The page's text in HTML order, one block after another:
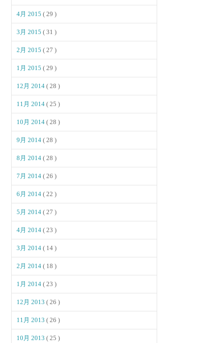
4月 2015( 29 )
3月 2015( 31 )
2月 2015( 27 )
1月 2015( 29 )
12月 2014( 28 )
11月 2014( 25 )
10月 2014( 28 )
9月 2014( 28 )
8月 2014( 28 )
7月 2014( 26 )
6月 2014( 22 )
5月 2014( 27 )
4月 2014( 23 )
3月 2014( 14 )
2月 2014( 18 )
1月 2014( 23 )
12月 2013( 26 )
11月 2013( 26 )
10月 2013( 25 )